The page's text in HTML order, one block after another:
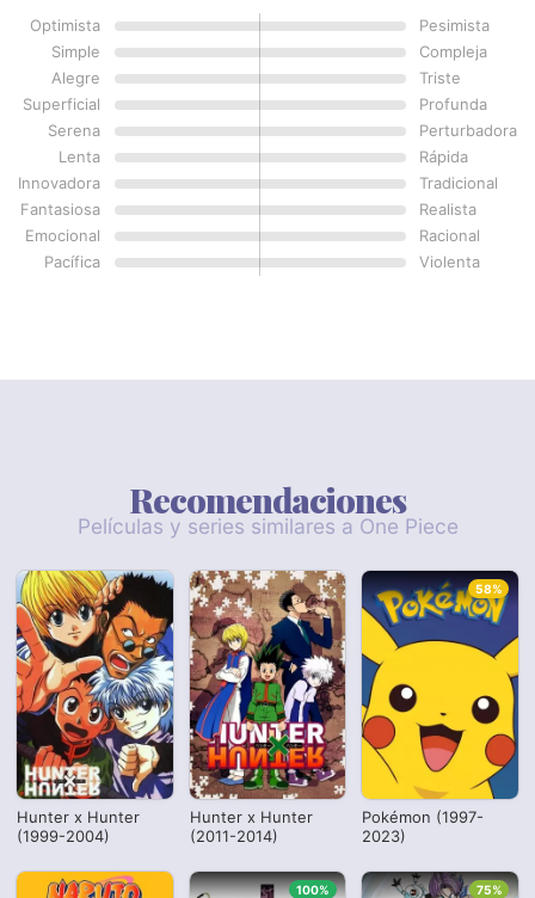
Optimista
Pesimista
Simple
Compleja
Alegre
Triste
Superficial
Profunda
Serena
Perturbadora
Lenta
Rápida
Innovadora
Tradicional
Fantasiosa
Realista
Emocional
Racional
Pacífica
Violenta
Recomendaciones
Películas y series similares a One Piece
Hunter x Hunter
(1999-2004)
Hunter x Hunter
(2011-2014)
Pokémon (1997-
2023)
58%
100% 75%